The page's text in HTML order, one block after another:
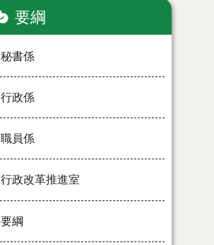
要綱
秘書係
行政係
職員係
行政改革推進室
要綱